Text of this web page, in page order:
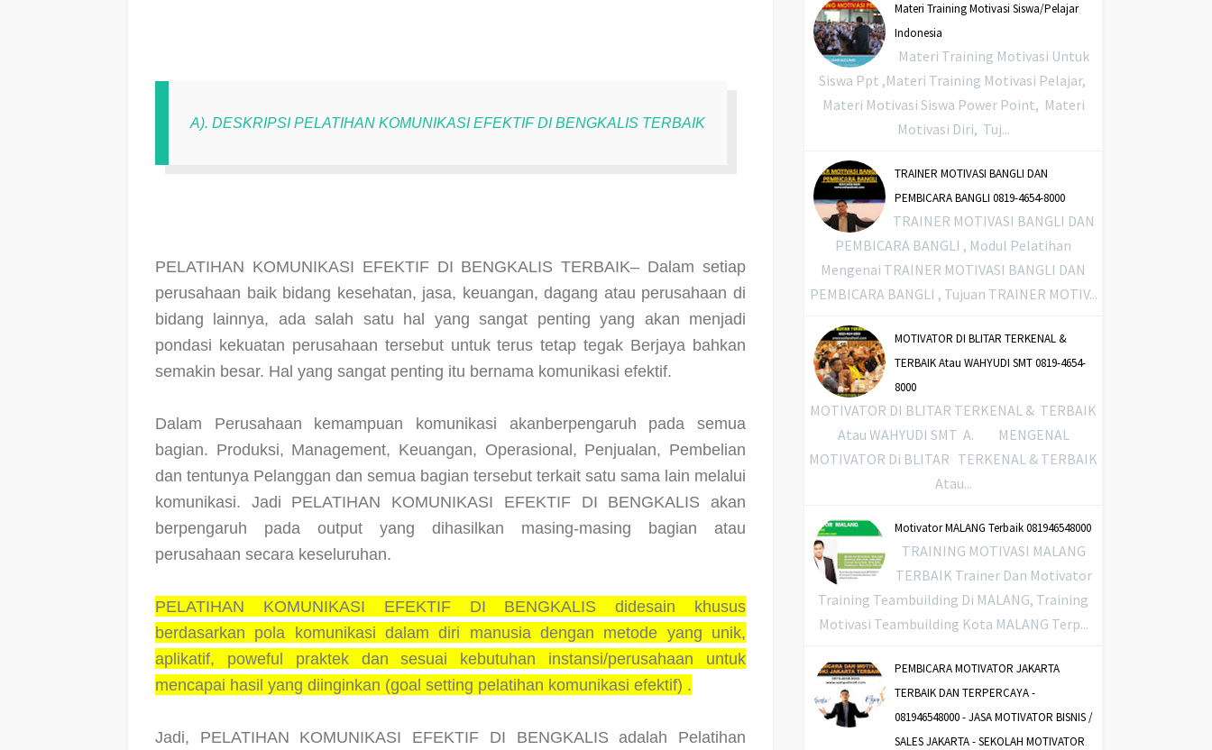
A). DESKRIPSI PELATIHAN KOMUNIKASI EFEKTIF DI BENGKALIS TERBAIK
PELATIHAN KOMUNIKASI EFEKTIF DI BENGKALIS TERBAIK– Dalam setiap
perusahaan baik bidang kesehatan, jasa, keuangan, dagang atau perusahaan di
bidang lainnya, ada salah satu hal yang sangat penting yang akan menjadi
pondasi kekuatan perusahaan tersebut untuk terus tetap tegak Berjaya bahkan
semakin besar. Hal yang sangat penting itu bernama komunikasi efektif.
Dalam Perusahaan kemampuan komunikasi akanberpengaruh pada semua
bagian. Produksi, Management, Keuangan, Operasional, Penjualan, Pembelian
dan tentunya Pelanggan dan semua bagian tersebut terkait satu sama lain melalui
komunikasi. Jadi PELATIHAN KOMUNIKASI EFEKTIF DI BENGKALIS akan
berpengaruh pada output yang dihasilkan masing-masing bagian atau
perusahaan secara keseluruhan.
PELATIHAN KOMUNIKASI EFEKTIF DI BENGKALIS didesain khusus
berdasarkan pola komunikasi dalam diri manusia dengan metode yang unik,
aplikatif, poweful praktek dan sesuai kebutuhan instansi/perusahaan untuk
mencapai hasil yang diinginkan (goal setting pelatihan komunikasi efektif) .
Jadi, PELATIHAN KOMUNIKASI EFEKTIF DI BENGKALIS adalah Pelatihan
Materi Training Motivasi Siswa/Pelajar
Indonesia
Materi Training Motivasi Untuk
Siswa Ppt ,Materi Training Motivasi Pelajar,
Materi Motivasi Siswa Power Point, Materi
Motivasi Diri, Tuj...
TRAINER MOTIVASI BANGLI DAN
PEMBICARA BANGLI 0819-4654-8000
TRAINER MOTIVASI BANGLI DAN
PEMBICARA BANGLI , Modul Pelatihan
Mengenai TRAINER MOTIVASI BANGLI DAN
PEMBICARA BANGLI , Tujuan TRAINER MOTIV...
MOTIVATOR DI BLITAR TERKENAL &
TERBAIK Atau WAHYUDI SMT 0819-4654-
8000
MOTIVATOR DI BLITAR TERKENAL & TERBAIK
Atau WAHYUDI SMT A. MENGENAL
MOTIVATOR Di BLITAR TERKENAL & TERBAIK
Atau...
Motivator MALANG Terbaik 081946548000
TRAINING MOTIVASI MALANG
TERBAIK Trainer Dan Motivator
Training Teambuilding Di MALANG, Training
Motivasi Teambuilding Kota MALANG Terp...
PEMBICARA MOTIVATOR JAKARTA
TERBAIK DAN TERPERCAYA -
081946548000 - JASA MOTIVATOR BISNIS /
SALES JAKARTA - SEKOLAH MOTIVATOR